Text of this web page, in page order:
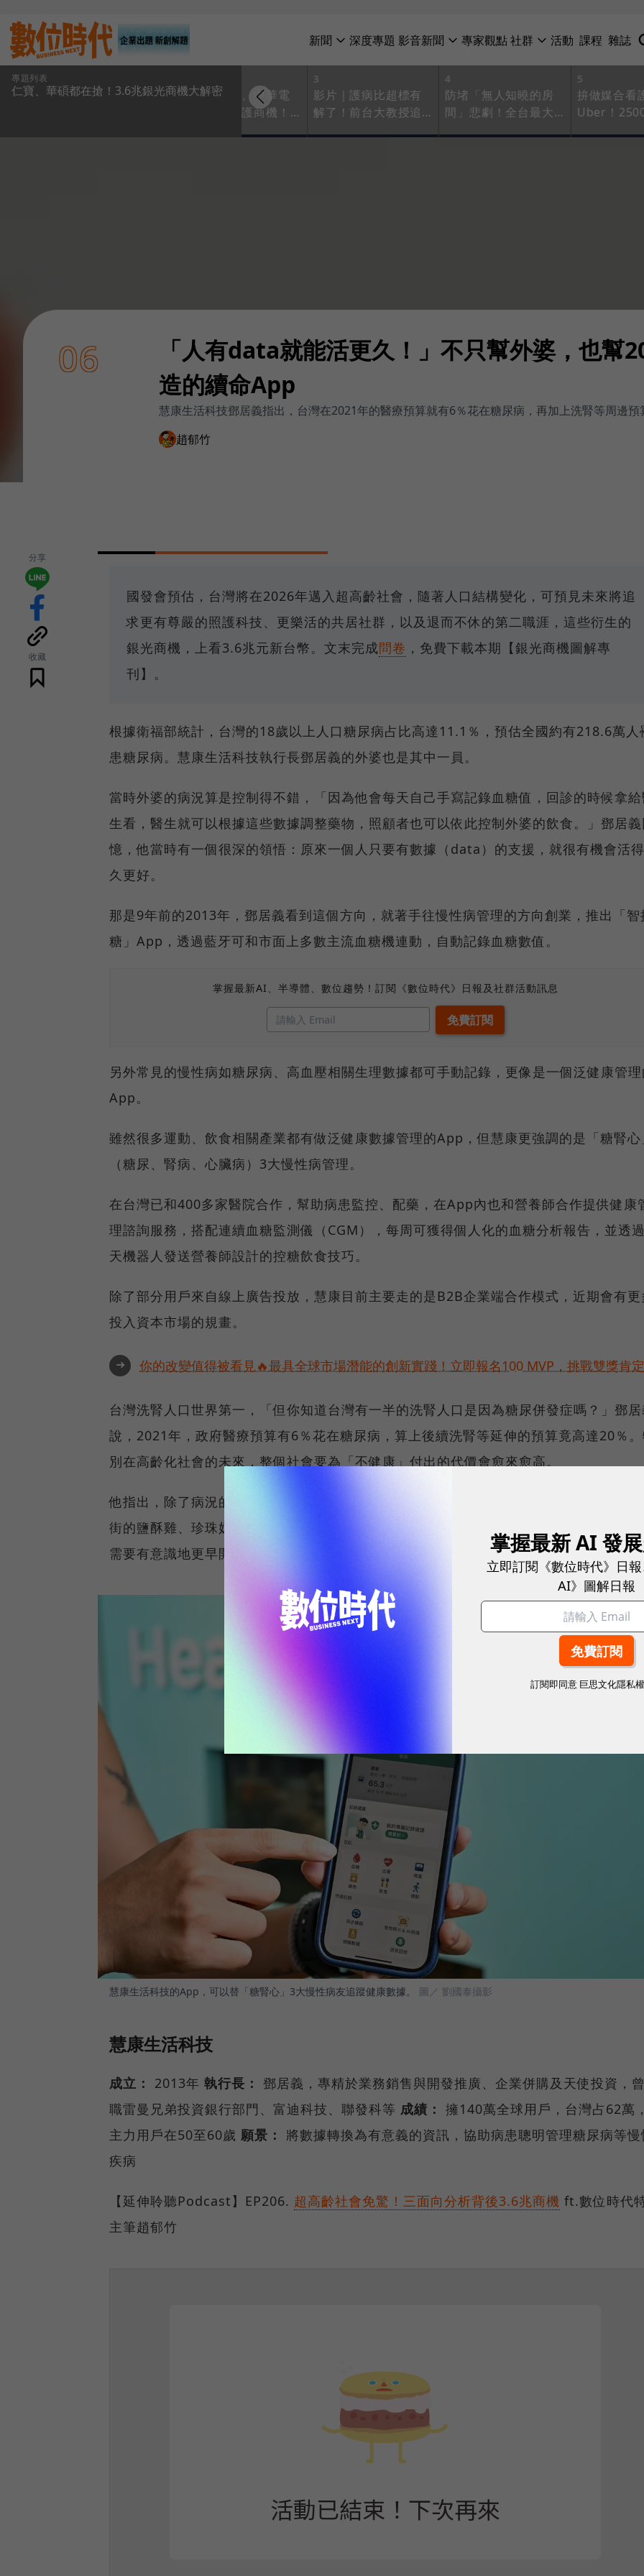
新聞 深度專題 影音新聞 專家觀點社群 活動 課程 雜誌
專題列表
仁寶、華碩都在搶！3.6兆銀光商機大解密
影片｜超高齡商機上
仁寶、華碩、中華電
卡位高齡照護商機！
3
影片｜護病比超標有
解了！前台大教授追
4
防堵「無人知曉的房
間」悲劇！全台最大
5
拚做媒合看
Uber！
06
「人有data就能活更久！」不只幫外婆，也幫
造的續命App
慧康生活科技鄧居義指出，台灣在2021年的醫療預算就有6％花在糖尿病，再加上洗腎等周邊
趙郁竹
分享
收藏
國發會預估，台灣將在2026年邁入超高齡社會，隨著人口結構變化，可預見未來將追
求更有尊嚴的照護科技、更樂活的共居社群，以及退而不休的第二職涯，這些衍生的
銀光商機，上看3.6兆元新台幣。文末完成問卷 ，免費下載本期【銀光商機圖解專
刊】。
根據衛福部統計，台灣的18歲以上人口糖尿病占比高達11.1％，預估全國約有218.6萬人
患糖尿病。慧康生活科技執行長鄧居義的外婆也是其中一員。
當時外婆的病況算是控制得不錯，「因為他會每天自己手寫記錄血糖值，回診的時候拿
生看，醫生就可以根據這些數據調整藥物，照顧者也可以依此控制外婆的飲食。」鄧居
憶，他當時有一個很深的領悟：原來一個人只要有數據（data）的支援，就很有機會活
久更好。
那是9年前的2013年，鄧居義看到這個方向，就著手往慢性病管理的方向創業，推出「智
糖」App，透過藍牙可和市面上多數主流血糖機連動，自動記錄血糖數值。
掌握最新AI、半導體、數位趨勢！訂閱《數位時代》日報及社群活動訊息
另外常見的慢性病如糖尿病、高血壓相關生理數據都可手動記錄，更像是一個泛健康管
App。
雖然很多運動、飲食相關產業都有做泛健康數據管理的App，但慧康更強調的是「糖腎
（糖尿、腎病、心臟病）3大慢性病管理。
在台灣已和400多家醫院合作，幫助病患監控、配藥，在App內也和營養師合作提供健康
理諮詢服務，搭配連續血糖監測儀（CGM），每周可獲得個人化的血糖分析報告，並透
天機器人發送營養師設計的控糖飲食技巧。
除了部分用戶來自線上廣告投放，慧康目前主要走的是B2B企業端合作模式，近期會有
投入資本市場的規畫。
➜ 你的改變值得被看見🔥最具全球市場潛能的創新實踐！立即報名100 MVP，挑戰雙獎肯定
台灣洗腎人口世界第一，「但你知道台灣有一半的洗腎人口是因為糖尿併發症嗎？」鄧
說，2021年，政府醫療預算有6％花在糖尿病，算上後續洗腎等延伸的預算竟高達20％
別在高齡化社會的未來，整個社會要為「不健康」付出的代價會愈來愈高。
他指出，除了病況的照護追蹤，從源頭的「飲食環境」就應開始變革。台灣以小吃聞名
街的鹽酥雞、珍珠奶茶，這些看似「指標」的飲食，其實也和不健康畫上等號，「人民
需要有意識地更早開始關注自身健康」。
慧康生活科技的App，可以替「糖腎心」3大慢性病友追蹤健康數據。 圖／ 劉國泰攝影
慧康生活科技
成立： 2013年 執行長： 鄧居義，專精於業務銷售與開發推廣、企業併購及天使投資，
職雷曼兄弟投資銀行部門、富迪科技、聯發科等 成績： 擁140萬全球用戶，台灣占62萬
主力用戶在50至60歲 願景：
將數據轉換為有意義的資訊，協助病患聰明管理糖尿病等
疾病
【延伸聆聽Podcast】EP206. 超高齡社會免驚！三面向分析背後3.6兆商機 ft.數位時代
主筆趙郁竹
掌握最新 AI 發
立即訂閱《數位時代》日
AI》圖解日報
訂閱即同意 巨思文化隱私